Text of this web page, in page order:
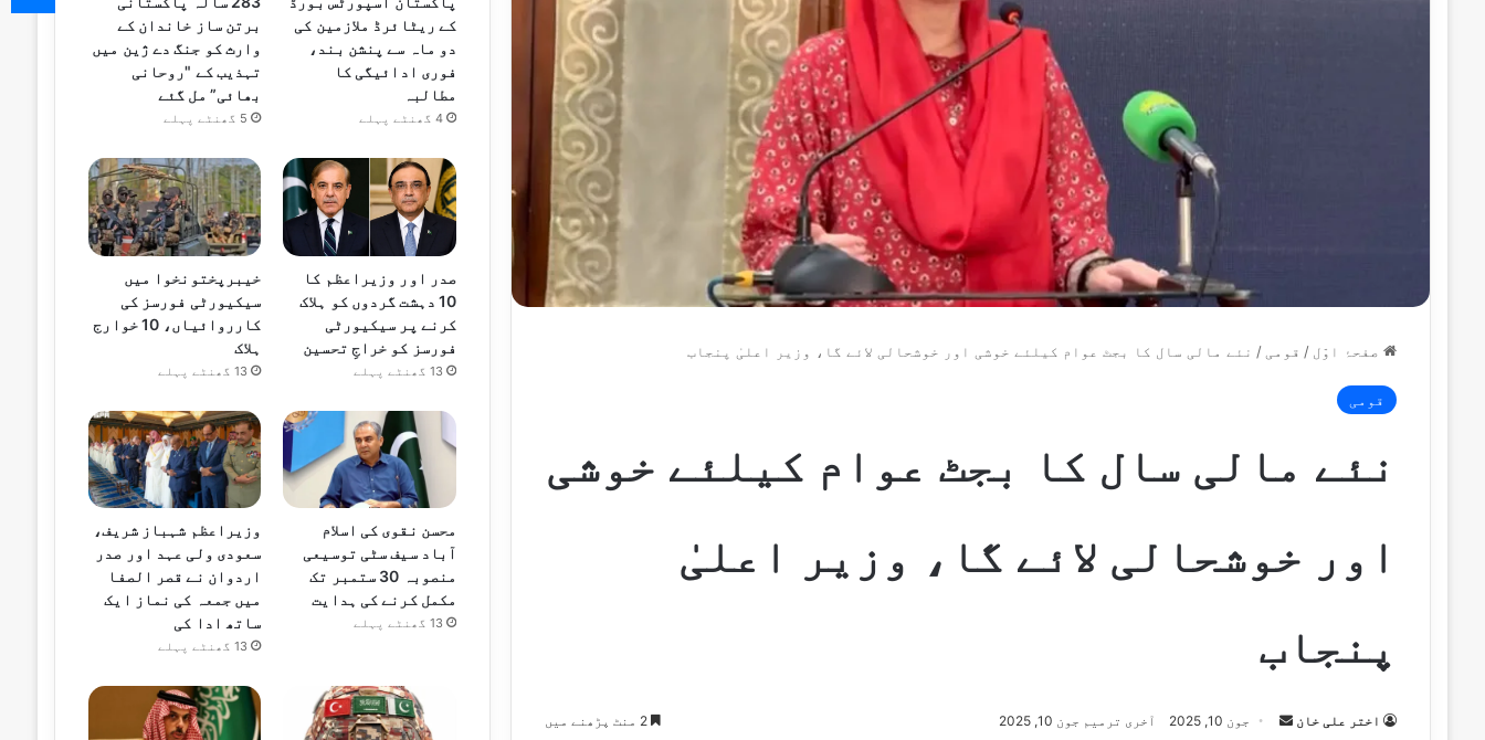
صفحۂ اوّل / قومی / نئے مالی سال کا بجٹ عوام کیلئے خوشی اور خوشحالی لائے گا، وزیر اعلیٰ پنجاب
قومی
نئے مالی سال کا بجٹ عوام کیلئے خوشی
اور خوشحالی لائے گا، وزیر اعلیٰ
پنجاب
اختر علی خان
S
جون 10, 2025 آخری ترمیم جون 10, 2025 2 منٹ پڑھنے میں
کے ریٹائرڈ ملازمین کی
دو ماہ سے پنشن بند،
فوری ادائیگی کا
مطالبہ
4 گھنٹے پہلے
برتن ساز خاندان کے
وارث کو جنگ دے ژین میں
تہذیب کے "روحانی
بھائی” مل گئے
5 گھنٹے پہلے
صدر اور وزیراعظم کا
10 دہشت گردوں کو ہلاک
کرنے پر سیکیورٹی
فورسز کو خراجِ تحسین
13 گھنٹے پہلے
خیبرپختونخوا میں
سیکیورٹی فورسز کی
کارروائیاں، 10 خوارج
ہلاک
13 گھنٹے پہلے
محسن نقوی کی اسلام
آباد سیف سٹی توسیعی
منصوبہ 30 ستمبر تک
مکمل کرنے کی ہدایت
13 گھنٹے پہلے
وزیراعظم شہباز شریف،
سعودی ولی عہد اور صدر
اردوان نے قصر الصفا
میں جمعہ کی نماز ایک
ساتھ ادا کی
13 گھنٹے پہلے